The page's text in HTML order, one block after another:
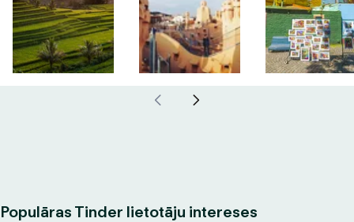
Populāras Tinder lietotāju intereses